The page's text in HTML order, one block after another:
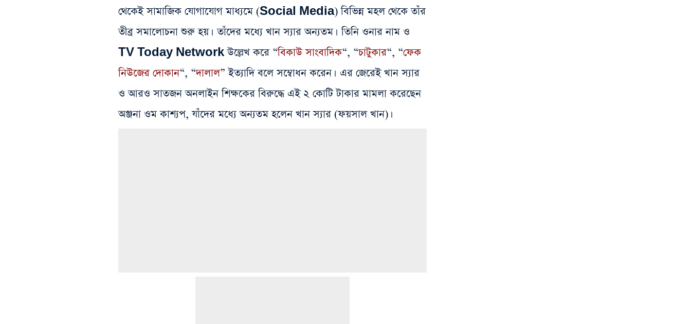
থেকেই সামাজিক যোগাযোগ মাধ্যমে (Social Media) বিভিন্ন মহল থেকে তাঁর
তীব্র সমালোচনা শুরু হয়। তাঁদের মধ্যে খান স্যার অন্যতম। তিনি ওনার নাম ও
TV Today Network উল্লেখ করে “বিকাউ সাংবাদিক“, “চাটুকার“, “ফেক
নিউজের দোকান“, “দালাল” ইত্যাদি বলে সম্বোধন করেন। এর জেরেই খান স্যার
ও আরও সাতজন অনলাইন শিক্ষকের বিরুদ্ধে এই ২ কোটি টাকার মামলা করেছেন
অঞ্জনা ওম কাশ্যপ, যাঁদের মধ্যে অন্যতম হলেন খান স্যার (ফয়সাল খান)।